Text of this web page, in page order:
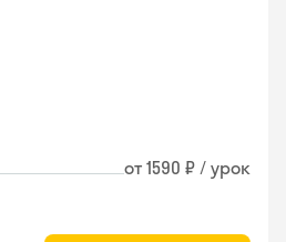
от 1590 ₽ / урок